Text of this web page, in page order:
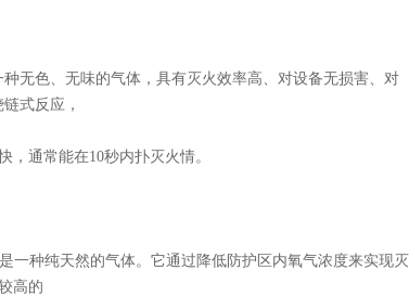
无色、无味的气体，具有灭火效率高、对设备无损害、对
式反应，
，通常能在10秒内扑灭火情。
一种纯天然的气体。它通过降低防护区内氧气浓度来实现灭
高的